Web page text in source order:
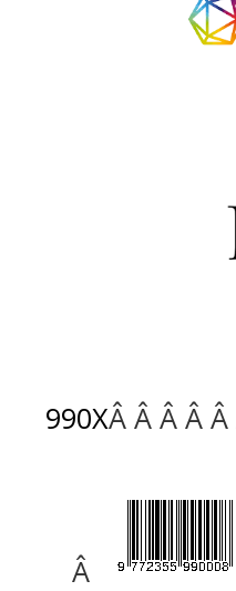
990XÂ Â Â Â
Â